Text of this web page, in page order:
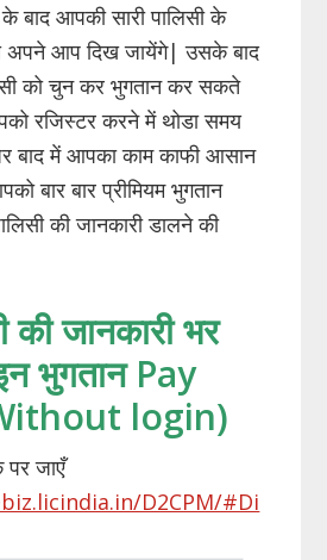
बाद आपकी सारी पालिसी के
अपने आप दिख जायेंगे| उसके बाद
को चुन कर भुगतान कर सकते
रजिस्टर करने में थोडा समय
बाद में आपका काम काफी आसान
बार बार प्रीमियम भुगतान
की जानकारी डालने की
की जानकारी भर
भुगतान Pay
login)
जाएँ
D2CPM/#Di